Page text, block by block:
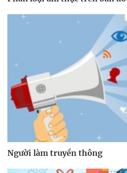
Người làm truyền thông